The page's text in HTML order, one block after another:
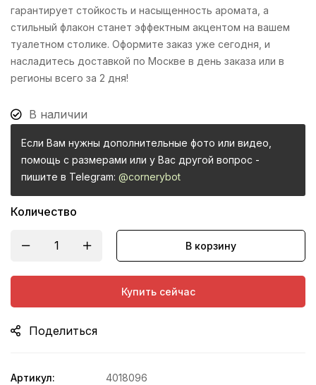
гарантирует стойкость и насыщенность аромата, а
стильный флакон станет эффектным акцентом на вашем
туалетном столике. Оформите заказ уже сегодня, и
насладитесь доставкой по Москве в день заказа или в
регионы всего за 2 дня!
В наличии
Если Вам нужны дополнительные фото или видео,
помощь с размерами или у Вас другой вопрос -
пишите в Telegram: @cornerybot
Количество
В корзину
Купить сейчас
Поделиться
Артикул:
4018096